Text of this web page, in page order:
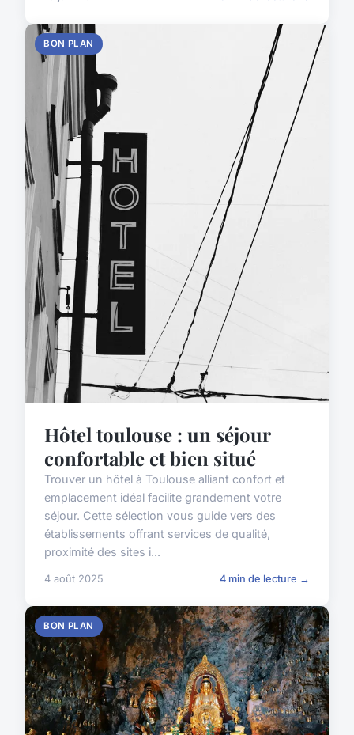
BON PLAN
Hôtel toulouse : un séjour
confortable et bien situé
Trouver un hôtel à Toulouse alliant confort et
emplacement idéal facilite grandement votre
séjour. Cette sélection vous guide vers des
établissements offrant services de qualité,
proximité des sites i...
4 août 2025 4 min de lecture →
BON PLAN